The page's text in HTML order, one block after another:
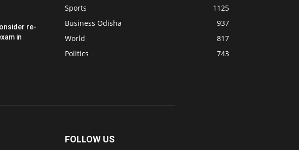
re-
in
Sports
1125
Business Odisha
937
World
817
Politics
743
FOLLOW US